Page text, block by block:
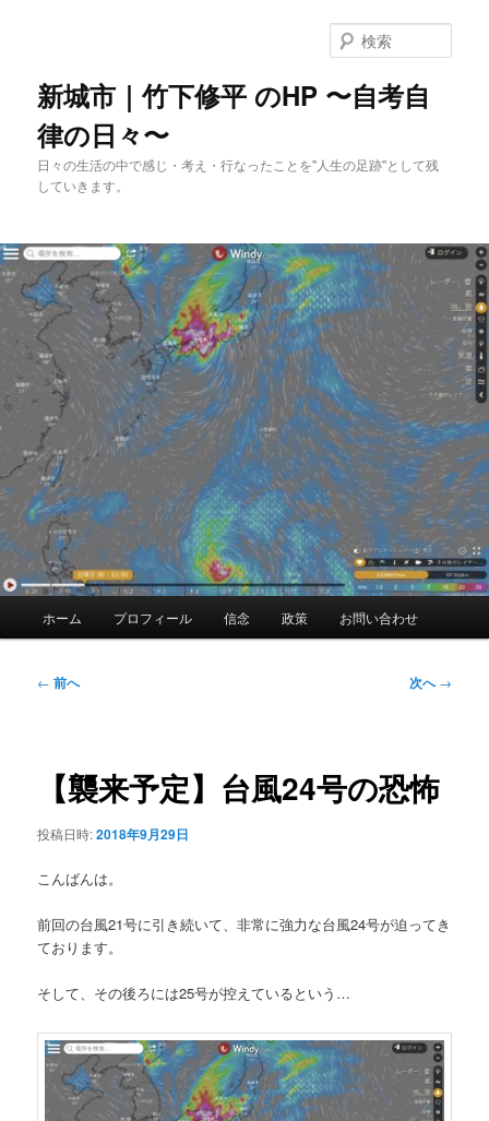
動
新城市｜竹下修平 のHP 〜自考自
律の日々〜
日々の生活の中で感じ・考え・行なったことを"人生の足跡"として残
していきます。
索
ホーム プロフィール 信念 政策 お問い合わせ
投
ョ
← 前へ 次へ→
【襲来予定】台風24号の恐怖
投稿日時:2018年9月29日
こんばんは。
前回の台風21号に引き続いて、非常に強力な台風24号が迫ってき
ております。
そして、その後ろには25号が控えているという…